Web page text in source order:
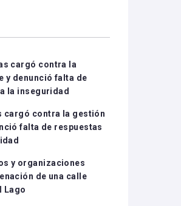
disminuir
el
cargó contra la
y denunció falta de
la inseguridad
cargó contra la gestión
falta de respuestas
y organizaciones
de una calle
Lago